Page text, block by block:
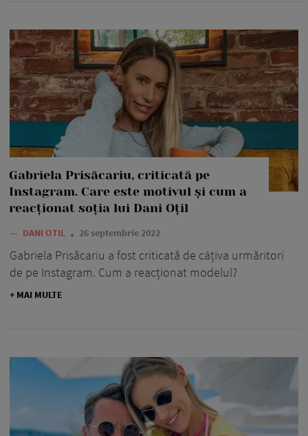
Gabriela Prisăcariu, criticată pe
Instagram. Care este motivul și cum a
reacționat soția lui Dani Oțil
— DANI OTIL 26 septembrie 2022
Gabriela Prisăcariu a fost criticată de câțiva urmăritori
de pe Instagram. Cum a reacționat modelul?
+ MAI MULTE